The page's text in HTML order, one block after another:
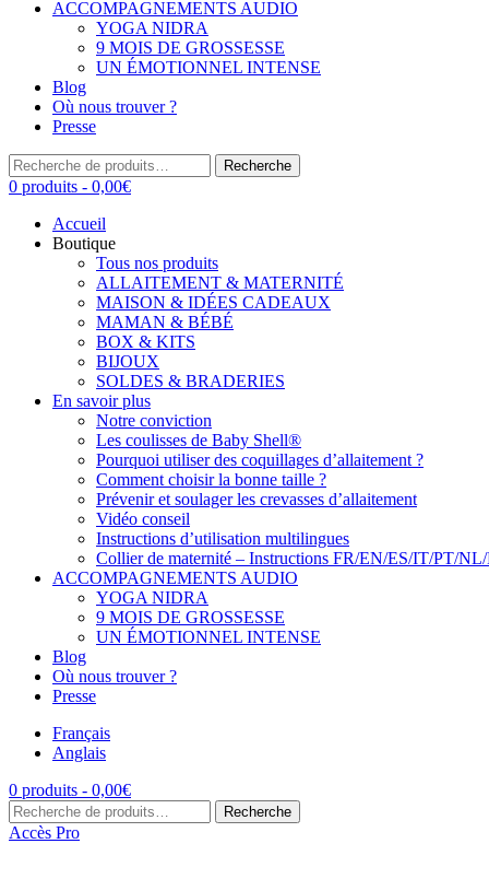
ACCOMPAGNEMENTS AUDIO
YOGA NIDRA
9 MOIS DE GROSSESSE
UN ÉMOTIONNEL INTENSE
Blog
Où nous trouver ?
Presse
Recherche
pour :
Recherche
0 produits - 0,00€
Accueil
Boutique
Tous nos produits
ALLAITEMENT & MATERNITÉ
MAISON & IDÉES CADEAUX
MAMAN & BÉBÉ
BOX & KITS
BIJOUX
SOLDES & BRADERIES
En savoir plus
Notre conviction
Les coulisses de Baby Shell®
Pourquoi utiliser des coquillages d’allaitement ?
Comment choisir la bonne taille ?
Prévenir et soulager les crevasses d’allaitement
Vidéo conseil
Instructions d’utilisation multilingues
Collier de maternité – Instructions FR/EN/ES/IT/PT/
ACCOMPAGNEMENTS AUDIO
YOGA NIDRA
9 MOIS DE GROSSESSE
UN ÉMOTIONNEL INTENSE
Blog
Où nous trouver ?
Presse
Français
Anglais
0 produits - 0,00€
Recherche
pour :
Recherche
Accès Pro